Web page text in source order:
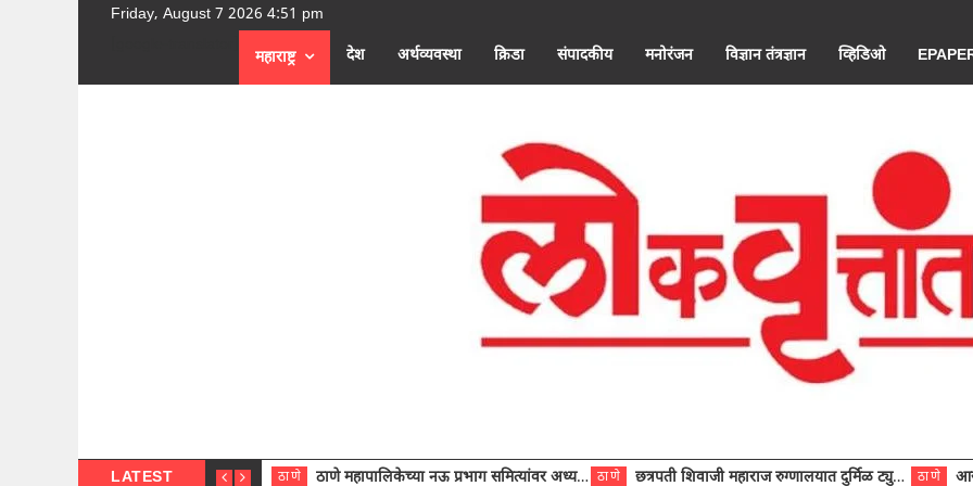
Friday, August 7 2026 4:51 pm
महाराष्ट्र देश अर्थव्यवस्था क्रिडा संपादकीय मनोरंजन विज्ञान तंत्रज्ञान व्हिडिओ
LATEST ठाणे ठाणे महापालिकेच्या नऊ प्रभाग समित्यांवर अध्यक्ष विराजमान ठाणे छत्रपती शिवाजी महाराज रुग्णालयात दुर्मिळ ट्युमरची यशस्वी शस्त्रक्रिया ठाणे आरोग्य